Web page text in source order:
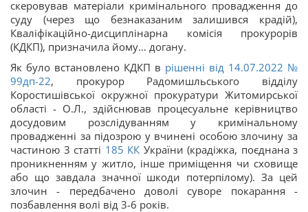
скеровував матеріали кримінального провадження до
суду (через що безнаказаним залишився крадій),
Кваліфікаційно-дисциплінарна комісія прокурорів
(КДКП), призначила йому… догану.
Як було встановлено КДКП в рішенні від 14.07.2022 №
99дп-22, прокурор Радомишльського відділу
Коростишівської окружної прокуратури Житомирської
області - О.Л., здійснював процесуальне керівництво
досудовим розслідуванням у кримінальному
провадженні за підозрою у вчинені особою злочину за
частиною 3 статті 185 КК України (крадіжка, поєднана з
проникненням у житло, інше приміщення чи сховище
або що завдала значної шкоди потерпілому). За цей
злочин - передбачено доволі суворе покарання -
позбавлення волі від 3-6 років.